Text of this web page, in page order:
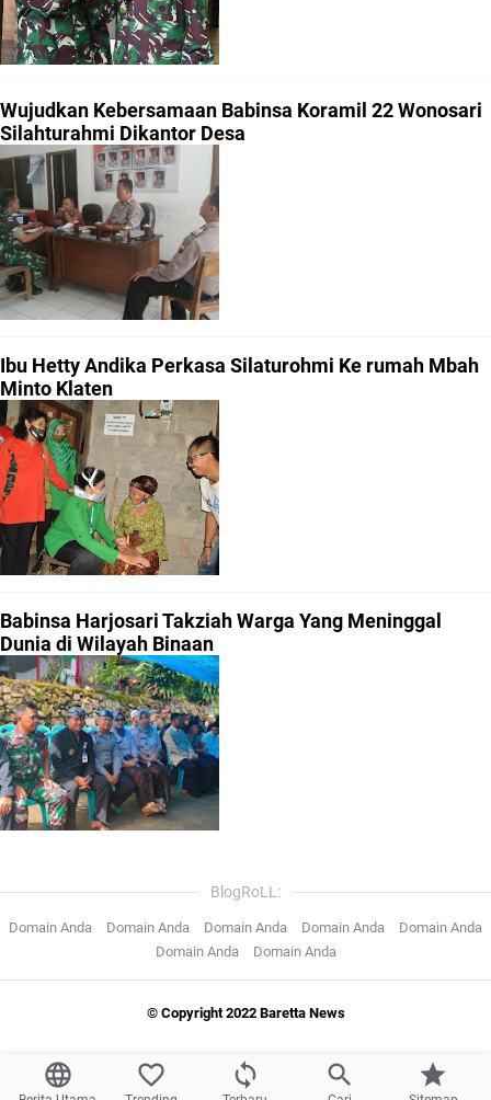
Wujudkan Kebersamaan Babinsa Koramil 22 Wonosari
Silahturahmi Dikantor Desa
Ibu Hetty Andika Perkasa Silaturohmi Ke rumah Mbah
Minto Klaten
Babinsa Harjosari Takziah Warga Yang Meninggal
Dunia di Wilayah Binaan
BlogRoLL:
Domain Anda Domain Anda Domain Anda Domain Anda
Domain Anda
Domain Anda
Domain Anda
© Copyright 2022 Baretta News